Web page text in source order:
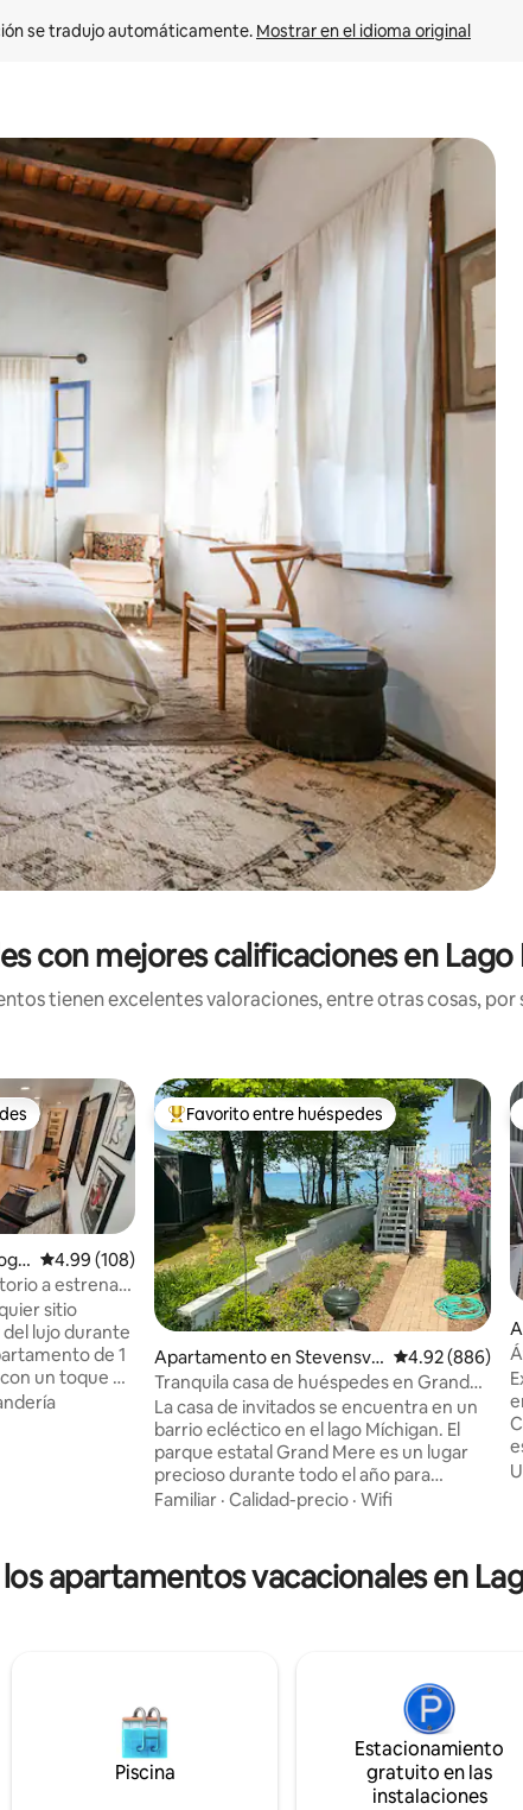
se tradujo automáticamente. Mostrar en el idioma original
hacia arriba y hacia abajo o explora con el tacto o desliza el
con mejores calificaciones en Lago
tienen excelentes valoraciones, entre otras cosas, por
preferido
Calificación promedio: 4.99 de 5, 108 reseñas
4.99 (108)
a estrenar:
hidromasaje
sitio
lujo durante
de 1
un toque de
para que tu
en
espacio
Favorito entre huéspedes preferido
Favorito entre huéspedes
Apartamento en Stevensvill
e
Calificación
4.92 (886)
Tranquila casa de huéspedes en Grand
Mere junto al lago Míchigan
La casa de invitados se encuentra en un
barrio ecléctico en el lago Míchigan. El
parque estatal Grand Mere es un lugar
precioso durante todo el año para
practicar senderismo junto a pequeños
minutos a pie. La sala de estar y la cocina
dan al lago Míchigan con muchas
una BAÑERA DE HIDROMASAJE se
directamente en el lago Míchigan con
una vista espectacular detrás de la casa
principal.
Familiar · Calidad-precio · Wifi
apartamentos vacacionales en
Piscina
Estacionamiento
gratuito en las
instalaciones